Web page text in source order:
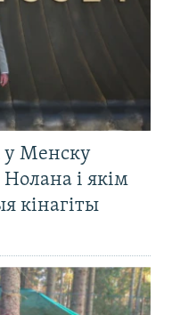
у Менску
і якім
кінагіты